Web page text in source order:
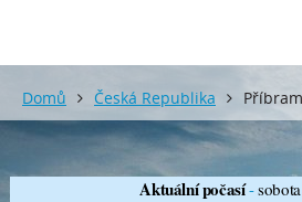
Domů Česká Republika Příbram
Aktuální počasí-sobota